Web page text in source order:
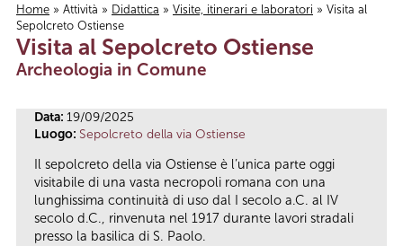
Tu sei qui
Home » Attività » Didattica » Visite, itinerari e laboratori » Visita al
Sepolcreto Ostiense
Visita al Sepolcreto Ostiense
Archeologia in Comune
Data: 19/09/2025
Luogo: Sepolcreto della via Ostiense
Il sepolcreto della via Ostiense è l’unica parte oggi
visitabile di una vasta necropoli romana con una
lunghissima continuità di uso dal I secolo a.C. al IV
secolo d.C., rinvenuta nel 1917 durante lavori stradali
presso la basilica di S. Paolo.